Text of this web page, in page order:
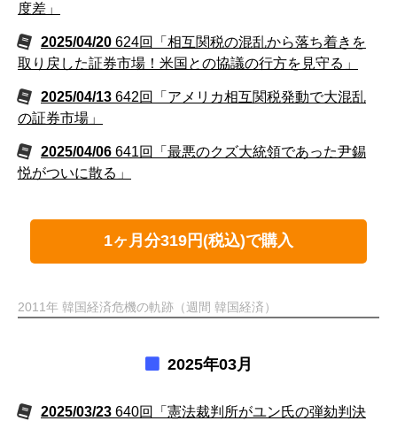
度差」
2025/04/20 624回「相互関税の混乱から落ち着きを
取り戻した証券市場！米国との協議の行方を見守る」
2025/04/13 642回「アメリカ相互関税発動で大混乱
の証券市場」
2025/04/06 641回「最悪のクズ大統領であった尹錫
悦がついに散る」
1ヶ月分319円(税込)で購入
2011年 韓国経済危機の軌跡（週間 韓国経済）
2025年03月
2025/03/23 640回「憲法裁判所がユン氏の弾劾判決